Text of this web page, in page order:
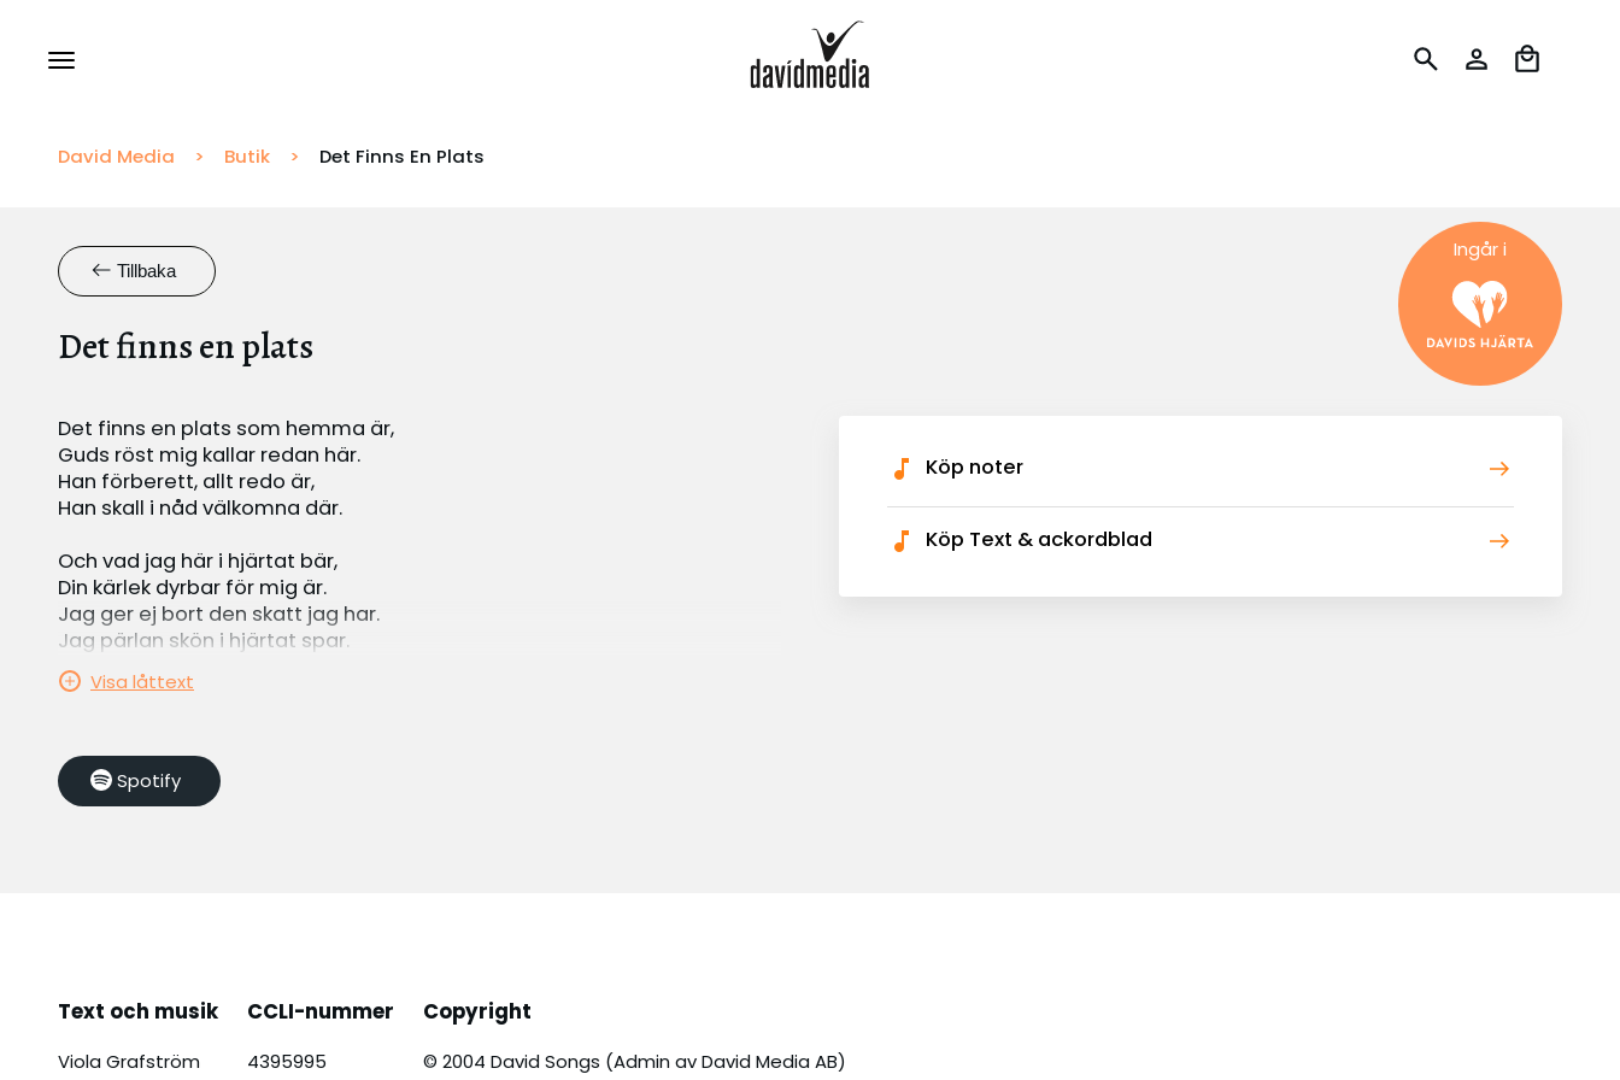
David Media > Butik > Det Finns En Plats
Tillbaka
Det finns en plats
Ingår i
Det finns en plats som hemma är,
Guds röst mig kallar redan här.
Han förberett, allt redo är,
Han skall i nåd välkomna där.
Och vad jag här i hjärtat bär,
Din kärlek dyrbar för mig är.
Jag ger ej bort den skatt jag har.
Jag pärlan skön i hjärtat spar.
Så tag mig dit, led mina steg,
Hans ljuvlighet jag då ska se.
Visa låttext
Köp noter
Köp Text & ackordblad
Spotify
Text och musik
Viola Grafström
CCLI-nummer
4395995
Copyright
© 2004 David Songs (Admin av David Media AB)
Tillstånd och Licenser
Översättningar